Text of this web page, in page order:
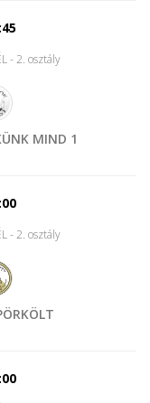
- 2. osztály
MIND 1
- 2. osztály